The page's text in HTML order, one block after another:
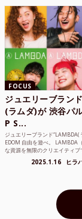
FOCUS
ジュエリーブラン
(ラムダ)が 渋谷パ
P S...
ジュエリーブランド“LAMBDA(
EDOM 自由を遊べ。 LAMBDA
な資源を無限のクリエイティブ
2025.1.16 ヒラ